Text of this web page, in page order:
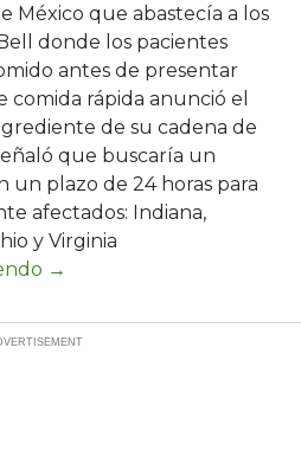
México que abastecía a los
donde los pacientes
antes de presentar
comida rápida anunció el
de su cadena de
que buscaría un
plazo de 24 horas para
afectados: Indiana,
y Virginia